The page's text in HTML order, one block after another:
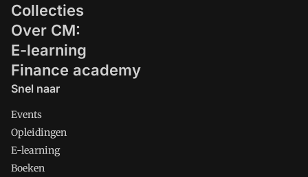
Collecties
Over CM:
E-learning
Finance academy
Snel naar
Events
Opleidingen
E-learning
Boeken